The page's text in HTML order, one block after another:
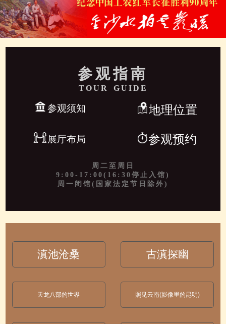
参观指南
TOUR GUIDE
参观须知 地理位置
展厅布局 参观预约
周二至周日
9:00-17:00(16:30停止入馆)
周一闭馆(国家法定节日除外)
滇池沧桑 古滇探幽
天龙八部的世界 照见云南(影像里的昆明)